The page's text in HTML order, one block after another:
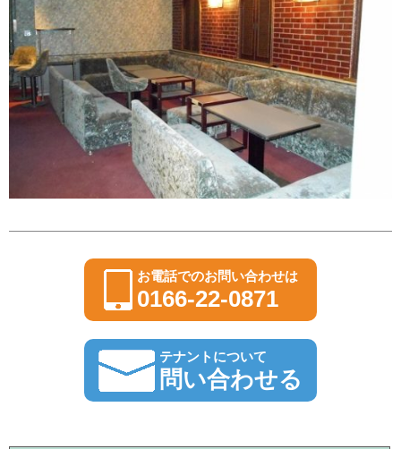
お電話でのお問い合わせは
0166-22-0871
テナントについて
問い合わせる